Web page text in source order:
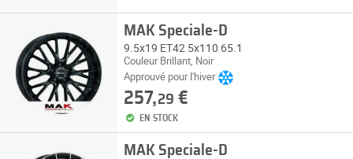
MAK Speciale-D
9.5x19 ET42 5x110 65.1
Couleur Brillant, Noir
Approuvé pour l'hiver
257,29 €
EN STOCK
MAK Speciale-D